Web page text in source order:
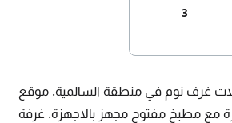
3
غرف نوم في منطقة السالمية. موقع
مع مطبخ مفتوح مجهز بالاجهزة. غرفة